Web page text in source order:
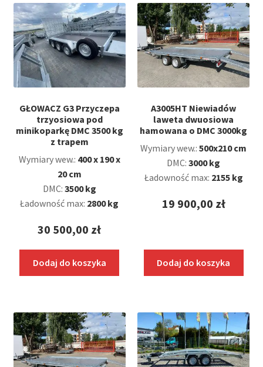
GŁOWACZ G3 Przyczepa
trzyosiowa pod
minikoparkę DMC 3500 kg
z trapem
Wymiary wew.: 400 x 190 x
20 cm
DMC: 3500 kg
Ładowność max: 2800 kg
30 500,00 zł
Dodaj do koszyka
A3005HT Niewiadów
laweta dwuosiowa
hamowana o DMC 3000kg
Wymiary wew.:500x210 cm
DMC:3000 kg
Ładowność max: 2155 kg
19 900,00 zł
Dodaj do koszyka